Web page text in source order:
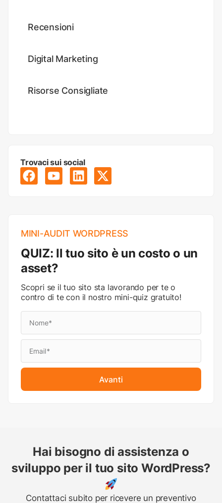
Recensioni
Digital Marketing
Risorse Consigliate
Trovaci sui social
MINI-AUDIT WORDPRESS
QUIZ: Il tuo sito è un costo o un
asset?
Scopri se il tuo sito sta lavorando per te o
contro di te con il nostro mini-quiz gratuito!
Avanti
Hai bisogno di assistenza o
sviluppo per il tuo sito WordPress?
Contattaci subito per ricevere un preventivo